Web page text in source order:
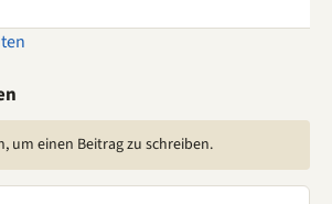
um einen Beitrag zu schreiben.